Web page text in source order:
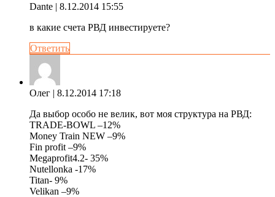
Dante | 8.12.2014 15:55
в какие счета РВД инвестируете?
Ответить
Олег | 8.12.2014 17:18
Да выбор особо не велик, вот моя структура на РВД:
TRADE-BOWL –12%
Money Train NEW –9%
Fin profit –9%
Megaprofit4.2- 35%
Nutellonka -17%
Titan- 9%
Velikan –9%